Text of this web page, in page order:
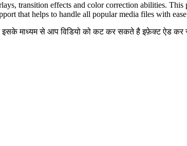
transition effects and color correction abilities.
that helps to handle all popular media files with
माध्यम से आप विडियो को कट कर सकते है इफ़ेक्ट ऐड कर